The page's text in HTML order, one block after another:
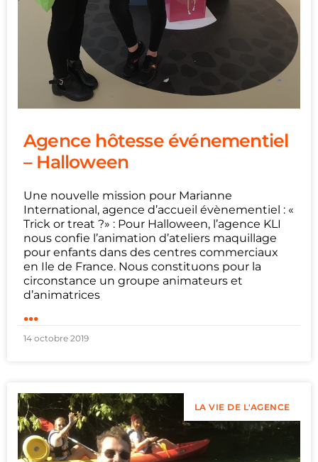
Agence hôtesse événementiel
– Halloween
Une nouvelle mission pour Marianne
International, agence d’accueil évènementiel : «
Trick or treat ?» : Pour Halloween, l’agence KLI
nous confie l’animation d’ateliers maquillage
pour enfants dans des centres commerciaux
en Ile de France. Nous constituons pour la
circonstance un groupe animateurs et
d’animatrices
...
14 octobre 2019
LA VIE DE L'AGENCE